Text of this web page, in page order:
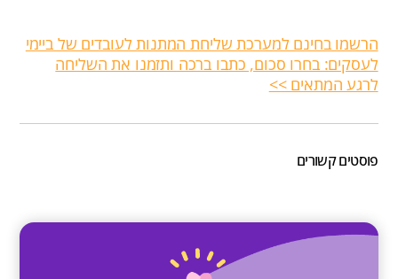
הרשמו בחינם למערכת שליחת המתנות לעובדים של ביימי
לעסקים: בחרו סכום, כתבו ברכה ותזמנו את השליחה
לרגע המתאים >>
פוסטים קשורים